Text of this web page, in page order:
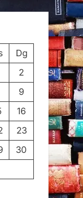
Dg
2
9
16
23
30